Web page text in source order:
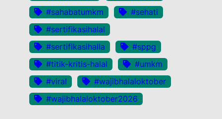
#sahabatumkm
#sehati
#sertifikasihalal
#sertifikasihalla
#sppg
#titik-kritis-halal
#umkm
#viral
#wajibhalaloktober
#wajibhalaloktober2026